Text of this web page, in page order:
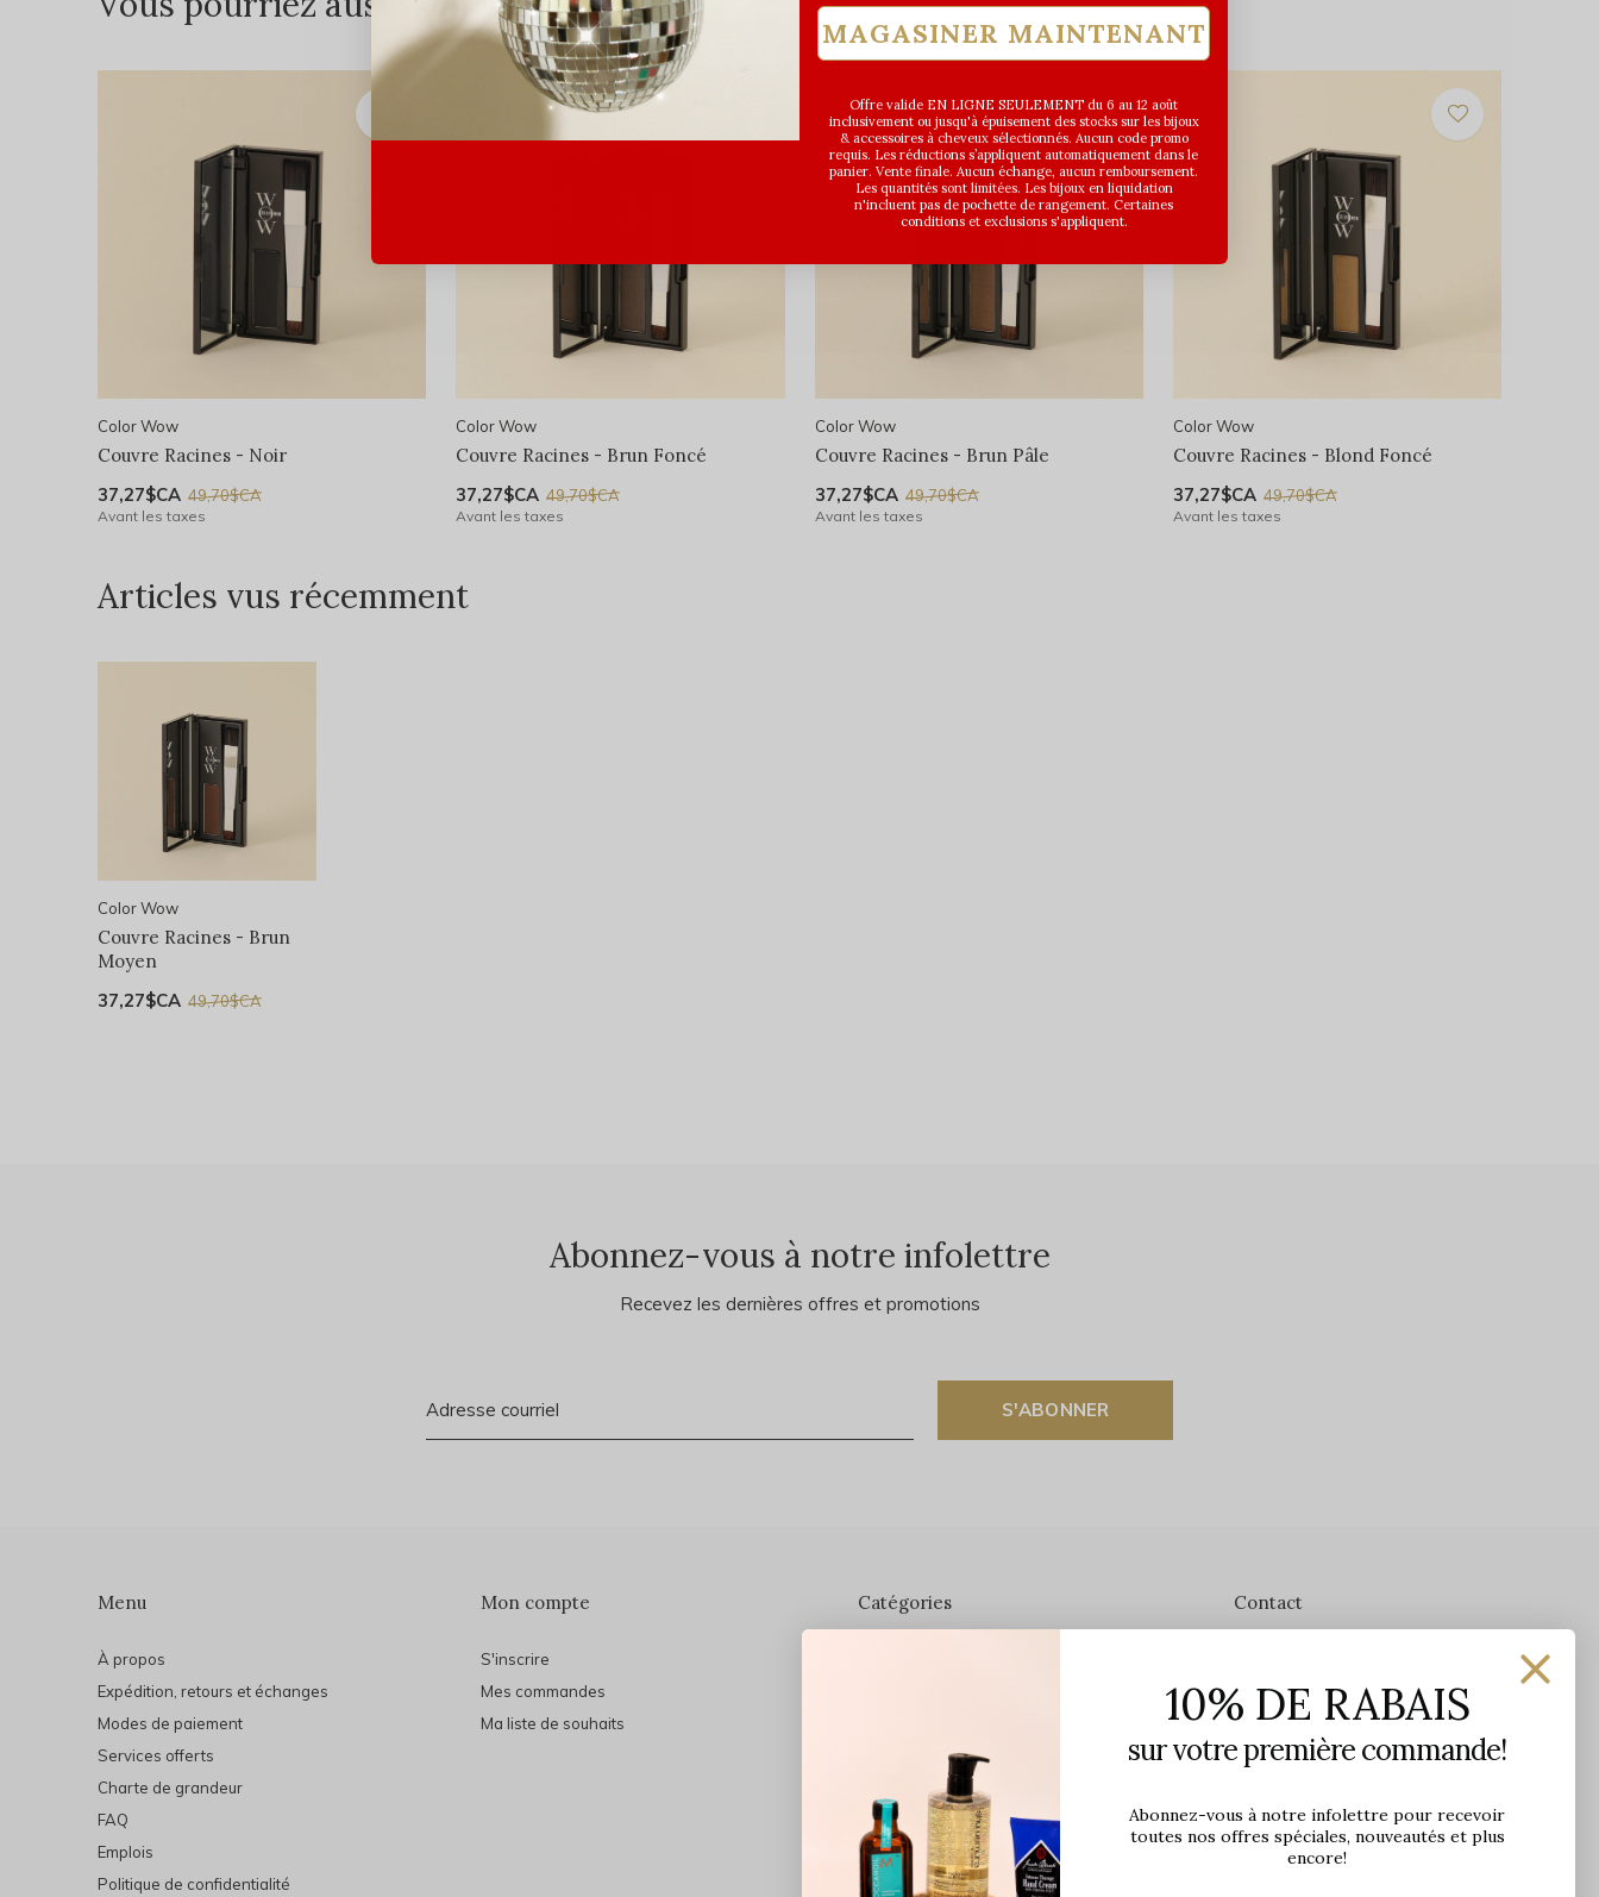
Color Wow
Couvre Racines - Noir
37,27$CA 49,70$CA
Avant les taxes
Color Wow
Couvre Racines - Brun Foncé
37,27$CA 49,70$CA
Avant les taxes
Color Wow
Couvre Racines - Brun Pâle
37,27$CA 49,70$CA
Avant les taxes
Color Wow
Couvre Racines - Blond Foncé
37,27$CA 49,70$CA
Avant les taxes
Articles vus récemment
Color Wow
Couvre Racines - Brun
Moyen
37,27$CA 49,70$CA
Abonnez-vous à notre infolettre
Recevez les dernières offres et promotions
S'ABONNER
Menu
À propos
Expédition, retours et échanges
Modes de paiement
Services offerts
Charte de grandeur
FAQ
Emplois
Politique de confidentialité
Mon compte
S'inscrire
Mes commandes
Ma liste de souhaits
Catégories
Soins du visage
Maquillage
Bain et Corps
Bijoux
Contact
1650 avenue Jules-Verne, Local 103
G2G 2R1, Québec, Canada
Lundi: 9h - 17h
Mardi: 9h - 17h
Mercredi: 9h - 18h
MAGASINER MAINTENANT
Offre valide EN LIGNE SEULEMENT du 6 au 12 août
inclusivement ou jusqu'à épuisement des stocks sur les bijoux
& accessoires à cheveux sélectionnés. Aucun code promo
requis. Les réductions s’appliquent automatiquement dans le
panier. Vente finale. Aucun échange, aucun remboursement.
Les quantités sont limitées. Les bijoux en liquidation
n'incluent pas de pochette de rangement. Certaines
conditions et exclusions s'appliquent.
10% DE RABAIS
sur votre première commande!
Abonnez-vous à notre infolettre pour recevoir
toutes nos offres spéciales, nouveautés et plus
encore!